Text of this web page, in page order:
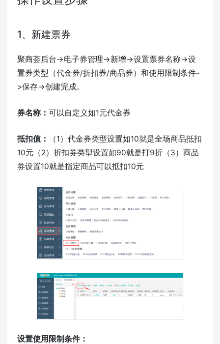
1、新建票券
聚商荟后台->电子券管理->新增->设置票券名称->设
置券类型（代金券/折扣券/商品券）和使用限制条件-
>保存->创建完成。
券名称： 可以自定义如1元代金券
抵扣值：
（1）代金券类型设置如10就是全场商品抵扣
10元（2）折扣券类型设置如90就是打9折（3）商品
券设置10就是指定商品可以抵扣10元
设置使用限制条件：